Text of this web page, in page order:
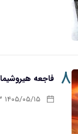
تکرار است